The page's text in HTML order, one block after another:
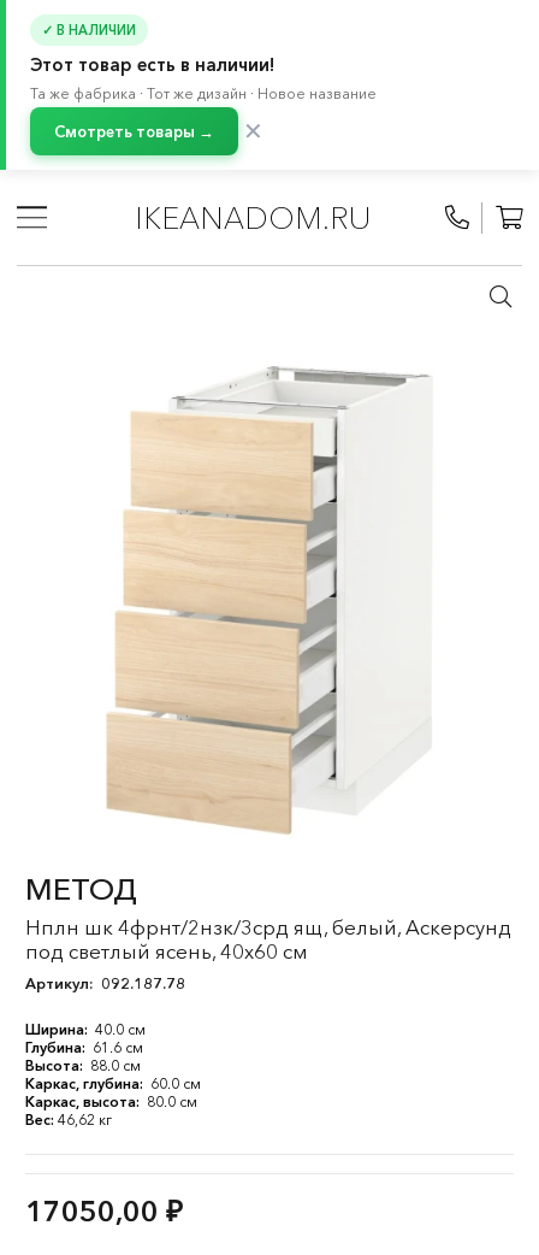
✓ В НАЛИЧИИ
Этот товар есть в наличии!
Та же фабрика · Тот же дизайн · Новое название
Смотреть товары → ✕
IKEANADOM.RU
Модульные кухни МЕТОД
/ Все компоненты МЕТОД
Кухонные шкафы МЕТОД
МЕТОД
Нплн шк 4фрнт/2нзк/3срд ящ, белый, Аскерсунд
под светлый ясень, 40x60 см
Артикул: 092.187.78
Ширина: 40.0 см
Глубина: 61.6 см
Высота: 88.0 см
Каркас, глубина: 60.0 см
Каркас, высота: 80.0 см
Вес: 46,62 кг
17050,00 ₽